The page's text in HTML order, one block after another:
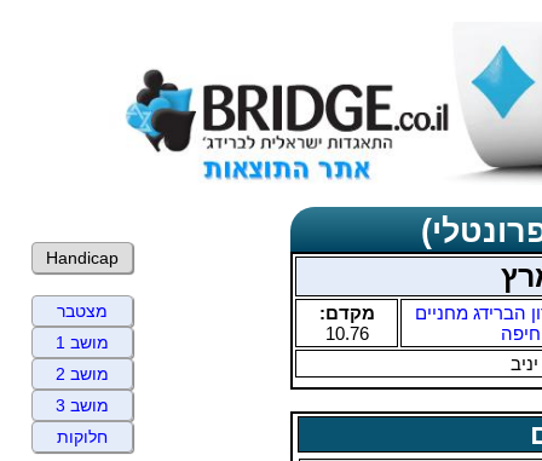
הברידג מחניים
חיפה
מקדם:
10.76
Handicap
מצטבר
מושב 1
מושב 2
מושב 3
חלוקות